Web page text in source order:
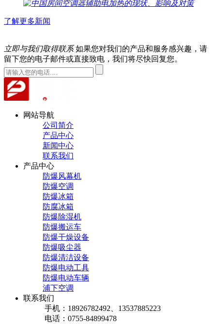
了解更多新闻
立即与我们取得联系 如果您对我们的产品和服务感兴趣，请
留下您的电子邮件或直接致电，我们将尽快回复您。
网站导航
公司简介
产品中心
新闻中心
联系我们
产品中心
防爆风幕机
防爆空调
防爆冰箱
防腐冰箱
防爆除湿机
防爆搬运车
防爆干燥设备
防爆吸尘器
防爆清洁设备
防爆电动工具
防爆电动车辆
浦下空调
联系我们
手机：18926782492、13537885223
电话：0755-84899478